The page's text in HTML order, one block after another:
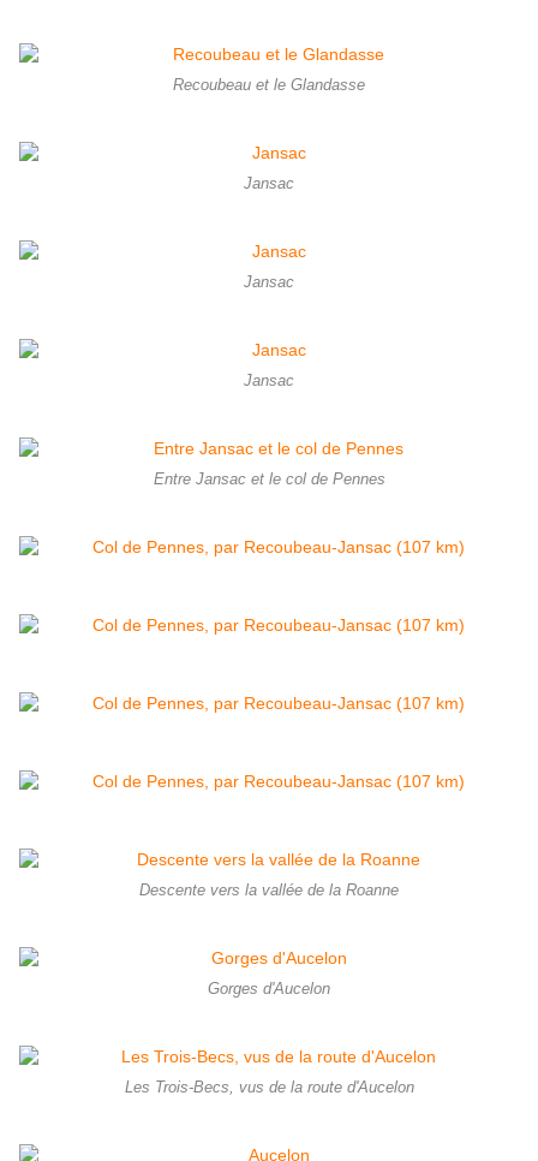
Recoubeau et le Glandasse
Jansac
Jansac
Jansac
Entre Jansac et le col de Pennes
Descente vers la vallée de la Roanne
Gorges d'Aucelon
Les Trois-Becs, vus de la route d'Aucelon